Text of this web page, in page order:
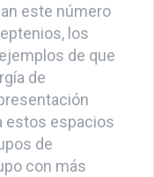
este número
los
de que
de
estos espacios
de
con más